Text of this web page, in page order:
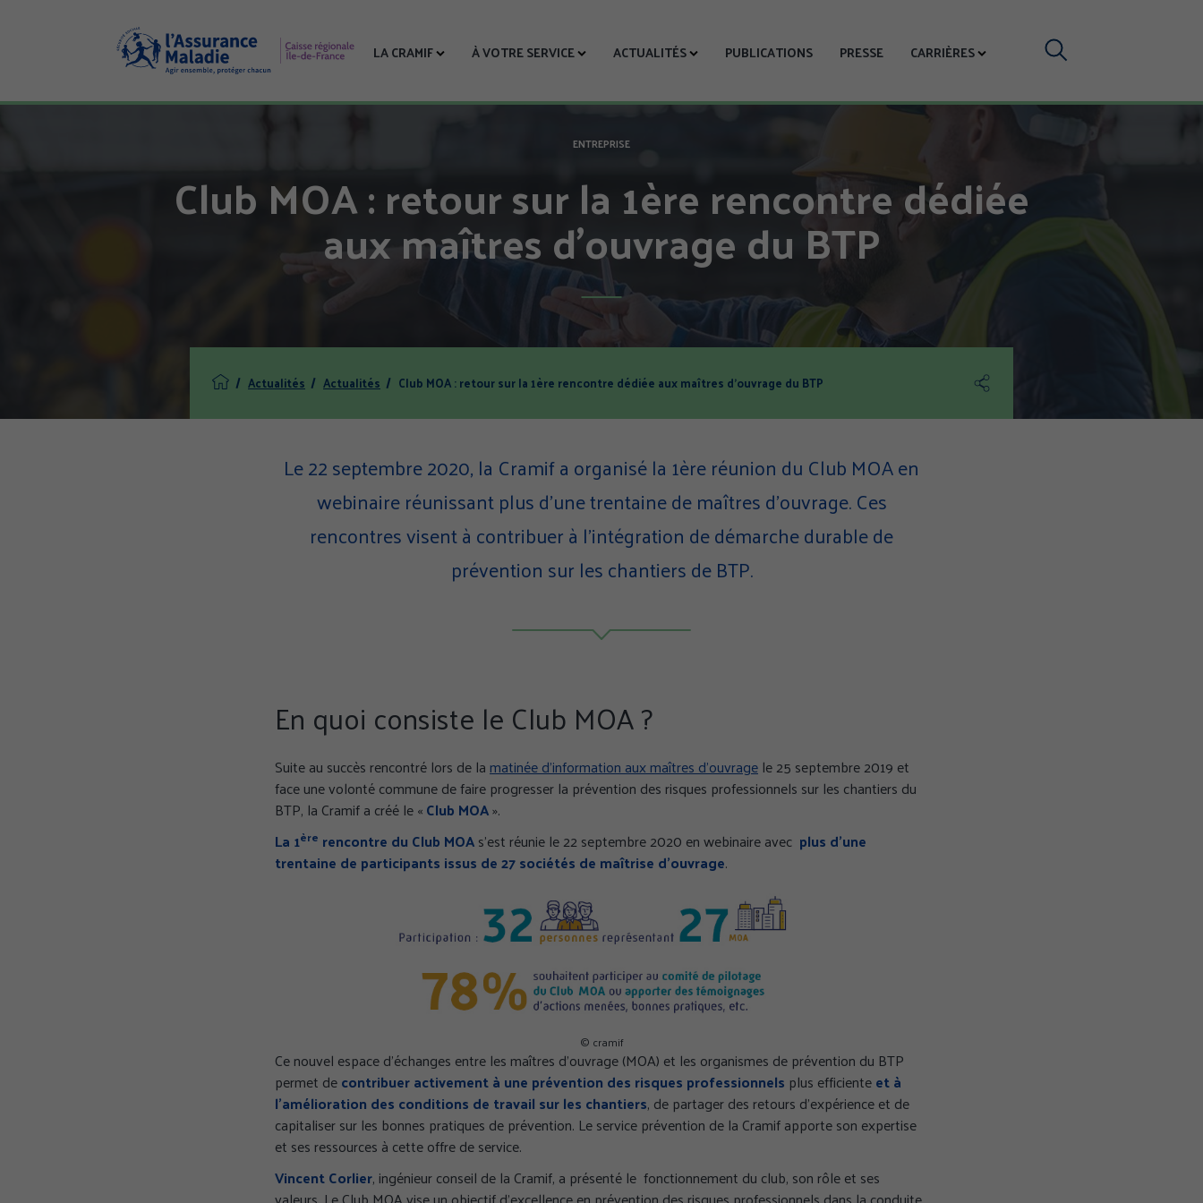
LA CRAMIF À VOTRE SERVICE ACTUALITÉS PUBLICATIONS PRESSE CARRIÈRES
ENTREPRISE
Club MOA : retour sur la 1ère rencontre dédiée
aux maîtres d’ouvrage du BTP
Actualités Actualités Club MOA : retour sur la 1ère rencontre dédiée aux maîtres d’ouvrage du BTP
Le 22 septembre 2020, la Cramif a organisé la 1ère réunion du Club MOA en
webinaire réunissant plus d’une trentaine de maîtres d’ouvrage. Ces
rencontres visent à contribuer à l’intégration de démarche durable de
prévention sur les chantiers de BTP.
En quoi consiste le Club MOA ?
Suite au succès rencontré lors de lamatinée d’information aux maîtres d’ouvrage le 25 septembre 2019 et
face une volonté commune de faire progresser la prévention des risques professionnels sur les chantiers du
BTP, la Cramif a créé le «Club MOA».
La 1ère rencontre du Club MOAs’est réunie le 22 septembre 2020 en webinaire avec plus d’une
trentaine de participants issus de 27 sociétés de maîtrise d’ouvrage.
© cramif
Ce nouvel espace d'échanges entre les maîtres d’ouvrage (MOA) et les organismes de prévention du BTP
permet decontribuer activement à une prévention des risques professionnels plus efficienteet à
l'amélioration des conditions de travail sur les chantiers, de partager des retours d'expérience et de
capitaliser sur les bonnes pratiques de prévention. Le service prévention de la Cramif apporte son expertise
et ses ressources à cette offre de service.
Vincent Corlier, ingénieur conseil de la Cramif, a présenté le fonctionnement du club, son rôle et ses